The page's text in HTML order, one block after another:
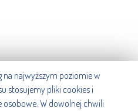
na najwyższym poziomie w
stosujemy pliki cookies i
osobowe. W dowolnej chwili